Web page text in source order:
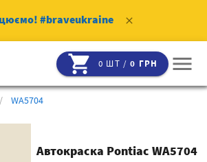
#braveukraine clear
shopping_cart 0 ШТ /0 ГРН menu
/ WA5704
Автокраска Pontiac WA5704